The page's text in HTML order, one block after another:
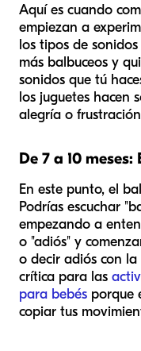
Aquí es cuando
empiezan a
los tipos de
más balbuceos y
sonidos que tú
los juguetes hacen
alegría o
De 7 a 10
En este punto, el
Podrías escuchar
empezando a
o "adiós" y
o decir adiós con
crítica para las
para bebés porque
copiar tus